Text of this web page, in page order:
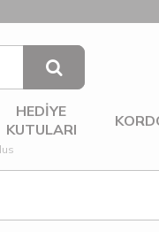
HEDIYE
KUTULARI